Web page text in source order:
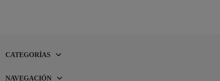
CATEGORÍAS
NAVEGACIÓN